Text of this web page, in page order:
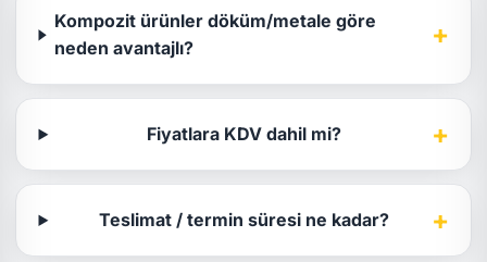
Kompozit ürünler döküm/metale göre
neden avantajlı?
+
Fiyatlara KDV dahil mi? +
Teslimat / termin süresi ne kadar? +